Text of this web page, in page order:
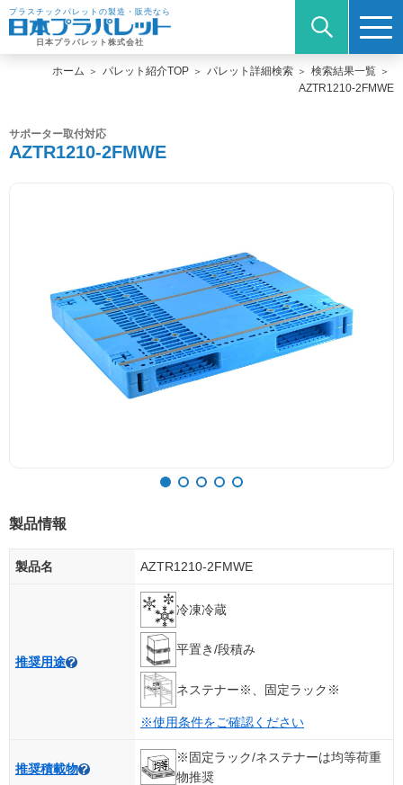
プラスチックパレットの製造・販売なら
日本プラパレット株式会社
ホーム パレット紹介TOP パレット詳細検索
検索結果一覧
AZTR1210-2FMWE
サポーター取付対応
AZTR1210-2FMWE
製品情報
製品名 AZTR1210-2FMWE
推奨用途
冷凍冷蔵
平置き/段積み
ネステナー※、固定ラック※
※使用条件をご確認ください
推奨積載物
※固定ラック/ネステナーは均等荷重
物推奨